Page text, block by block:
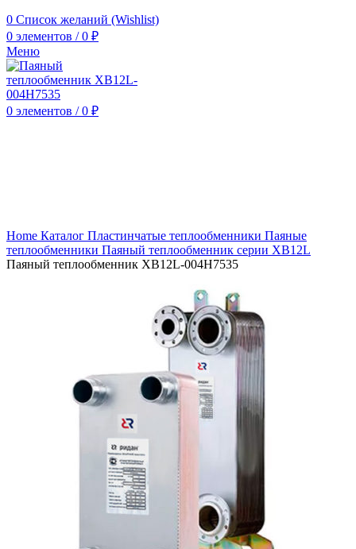
0 Список желаний (Wishlist)
0 элементов / 0 ₽
Меню
0 элементов / 0 ₽
Home Каталог Пластинчатые теплообменники Паяные
теплообменники Паяный теплообменник серии XB12L
Паяный теплообменник XB12L-004H7535